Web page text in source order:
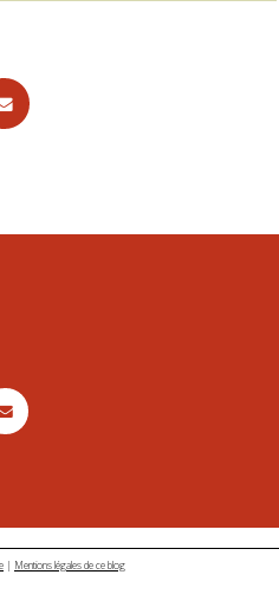
| Mentions légales de ce blog